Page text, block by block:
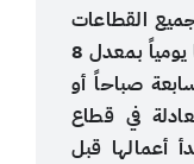
القطاعات
الحكومية والخاصة يعمل موظفوها يومياً بمعدل 8
صباحاً أو
في قطاع
أعمالها قبل